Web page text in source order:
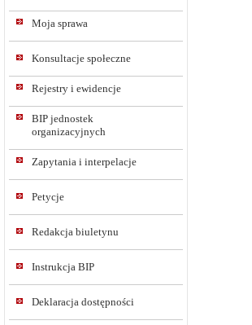
Moja sprawa
Konsultacje społeczne
Rejestry i ewidencje
BIP jednostek
organizacyjnych
Zapytania i interpelacje
Petycje
Redakcja biuletynu
Instrukcja BIP
Deklaracja dostępności